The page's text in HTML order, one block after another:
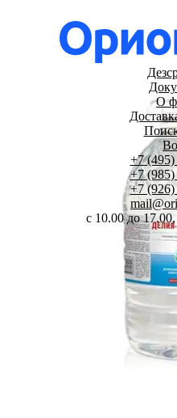
О
+7
+7 (985)
+7 (926)
c 10.00 до